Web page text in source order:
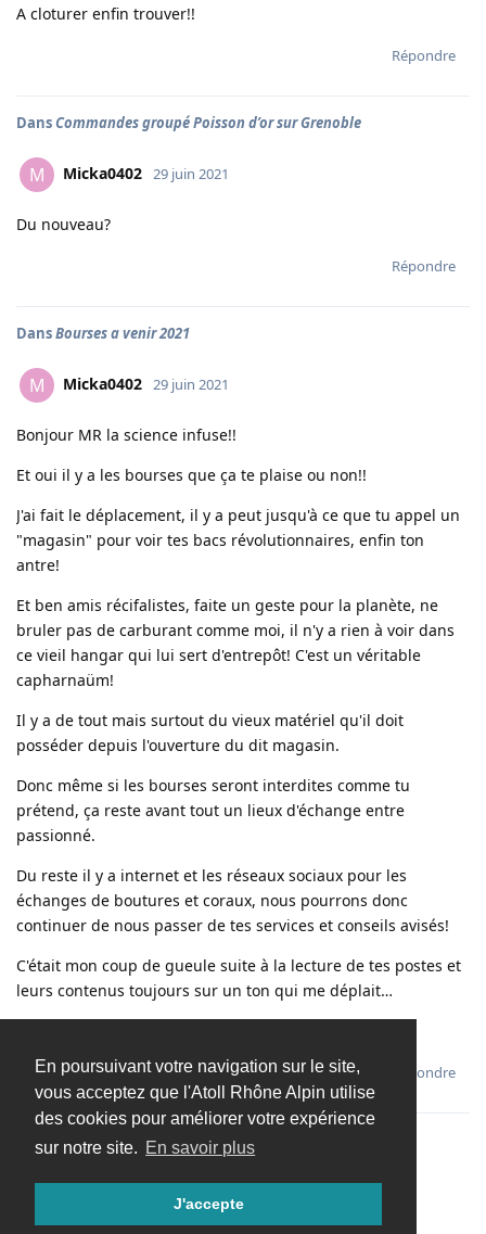
En poursuivant votre navigation sur le site,
vous acceptez que l'Atoll Rhône Alpin utilise
des cookies pour améliorer votre expérience
sur notre site. En savoir plus
J'accepte
A cloturer enfin trouver!!
Répondre
DansCommandes groupé Poisson d’or sur Grenoble
M Micka0402 29 juin 2021
Du nouveau?
Répondre
DansBourses a venir 2021
M Micka0402 29 juin 2021
Bonjour MR la science infuse!!
Et oui il y a les bourses que ça te plaise ou non!!
J'ai fait le déplacement, il y a peut jusqu'à ce que tu appel un
"magasin" pour voir tes bacs révolutionnaires, enfin ton
antre!
Et ben amis récifalistes, faite un geste pour la planète, ne
bruler pas de carburant comme moi, il n'y a rien à voir dans
ce vieil hangar qui lui sert d'entrepôt! C'est un véritable
capharnaüm!
Il y a de tout mais surtout du vieux matériel qu'il doit
posséder depuis l'ouverture du dit magasin.
Donc même si les bourses seront interdites comme tu
prétend, ça reste avant tout un lieux d'échange entre
passionné.
Du reste il y a internet et les réseaux sociaux pour les
échanges de boutures et coraux, nous pourrons donc
continuer de nous passer de tes services et conseils avisés!
C'était mon coup de gueule suite à la lecture de tes postes et
leurs contenus toujours sur un ton qui me déplait…
Répondre
Charger davantage